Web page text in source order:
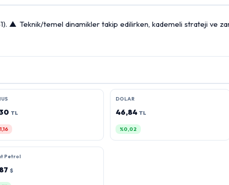
▲ Teknik/temel dinamikler takip edilirken, kademeli strateji ve
TL
DOLAR
46,84 TL
%0,02
Petrol
$